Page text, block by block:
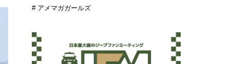
# アメマガガールズ